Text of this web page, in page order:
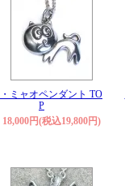
ミャオペンダント TO
P
18,000円(税込19,800円)